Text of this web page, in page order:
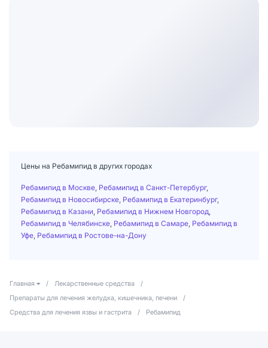
Цены на Ребамипид в других городах
Ребамипид в Москве Ребамипид в Санкт-Петербург,
Ребамипид в Новосибирске Ребамипид в Екатеринбург,
Ребамипид в Казани Ребамипид в Нижнем Новгород
Ребамипид в Челябинске Ребамипид в Самаре Ребамипид в
Уфе Ребамипид в Ростове-на-Дону
Главная / Лекарственные средства
/
Препараты для лечения желудка, кишечника, печени
/
Средства для лечения язвы и гастрита
/ Ребамипид